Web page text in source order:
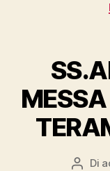
Autore
Di